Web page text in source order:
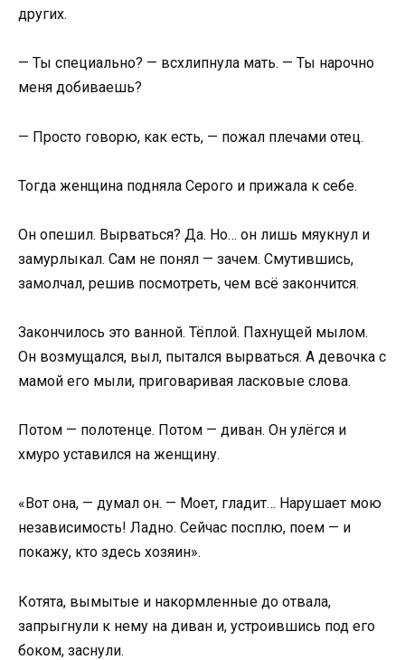
других.
— Ты специально? — всхлипнула мать. — Ты нарочно
меня добиваешь?
— Просто говорю, как есть, — пожал плечами отец.
Тогда женщина подняла Серого и прижала к себе.
Он опешил. Вырваться? Да. Но… он лишь мяукнул и
замурлыкал. Сам не понял — зачем. Смутившись,
замолчал, решив посмотреть, чем всё закончится.
Закончилось это ванной. Тёплой. Пахнущей мылом.
Он возмущался, выл, пытался вырваться. А девочка с
мамой его мыли, приговаривая ласковые слова.
Потом — полотенце. Потом — диван. Он улёгся и
хмуро уставился на женщину.
«Вот она, — думал он. — Моет, гладит… Нарушает мою
независимость! Ладно. Сейчас посплю, поем — и
покажу, кто здесь хозяин».
Котята, вымытые и накормленные до отвала,
запрыгнули к нему на диван и, устроившись под его
боком, заснули.